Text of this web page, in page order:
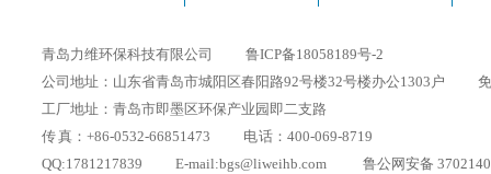
青岛力维环保科技有限公司
鲁ICP备18058189号-2
公司地址：山东省青岛市城阳区春阳路92号楼32号楼办公1303户
工厂地址：青岛市即墨区环保产业园即二支路
传 真：+86-0532-66851473
电 话：400-069-8719
QQ:1781217839
E-mail:bgs@liweihb.com 鲁公网安备